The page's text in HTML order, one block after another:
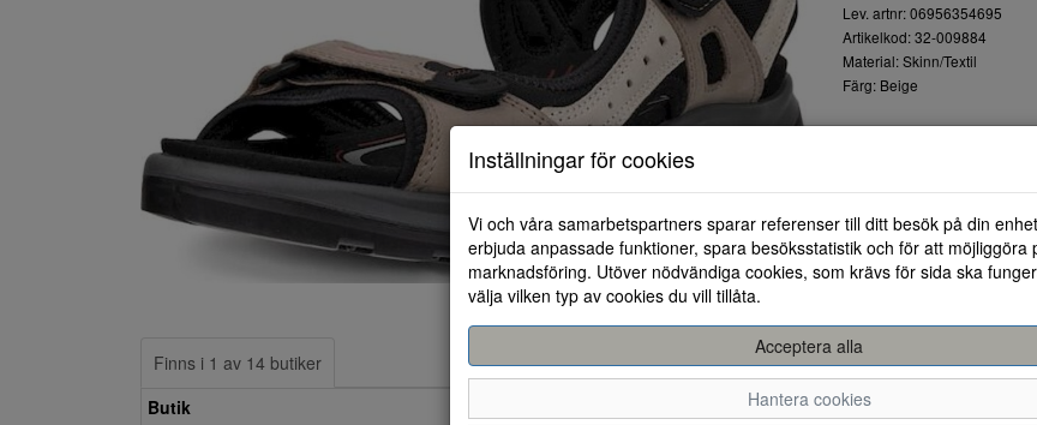
Lev. artnr: 06956354695
Artikelkod: 32-009884
Material: Skinn/Textil
Färg: Beige
Denna sandal från
dagar. Tillverkad av
den idealisk för allt från
Med justerbara
hela dagen. Den
fötter svala och torra
Den specialdesignade
du kan röra dig säkert
Finns i 1 av 14 butiker
Butik
35 36
Inställningar för cookies
Vi och våra samarbetspartners sparar referenser till ditt besök på din
erbjuda anpassade funktioner, spara besöksstatistik och för att möjliggöra
marknadsföring. Utöver nödvändiga cookies, som krävs för sida ska
välja vilken typ av cookies du vill tillåta.
Acceptera alla
Hantera cookies